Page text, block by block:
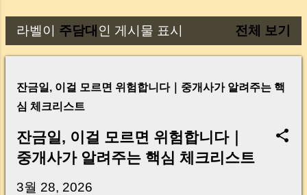
글
라벨이 주담대 인 게시물 표시 전체 보기
잔금일, 이걸 모르면 위험합니다｜중개사가 알려주는 핵
심 체크리스트
잔금일, 이걸 모르면 위험합니다｜
중개사가 알려주는 핵심 체크리스트
3월 28, 2026